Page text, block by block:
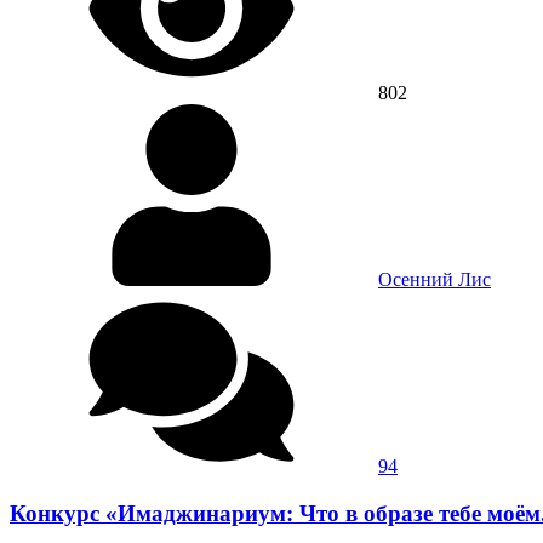
802
Осенний Лис
94
Конкурс «Имаджинариум: Что в образе тебе